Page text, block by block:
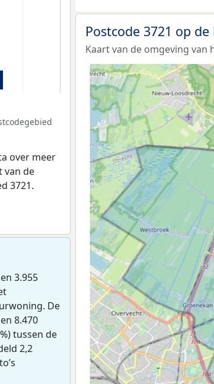
over meer
van de
3721.
3.955
De
8.470
tussen de
2,2
Postcode 3721 op
Kaart van de omgeving van